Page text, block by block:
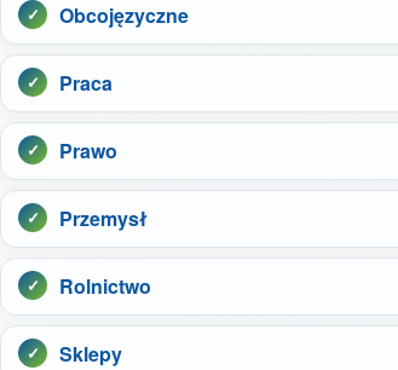
Obcojęzyczne
Praca
Prawo
Przemysł
Rolnictwo
Sklepy